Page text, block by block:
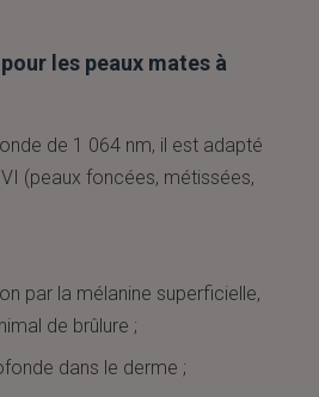
les peaux mates à
de 1 064 nm, il est adapté
(peaux foncées, métissées,
par la mélanine superficielle,
de brûlure ;
dans le derme ;